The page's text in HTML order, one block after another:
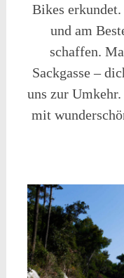
Bikes
und am
schaffen.
Sackgasse –
uns zur
mit